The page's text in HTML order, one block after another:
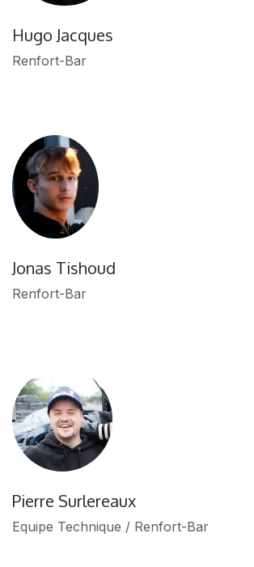
Hugo Jacques
Renfort-Bar
Jonas Tishoud
Renfort-Bar
Pierre Surlereaux
Equipe Technique / Renfort-Bar